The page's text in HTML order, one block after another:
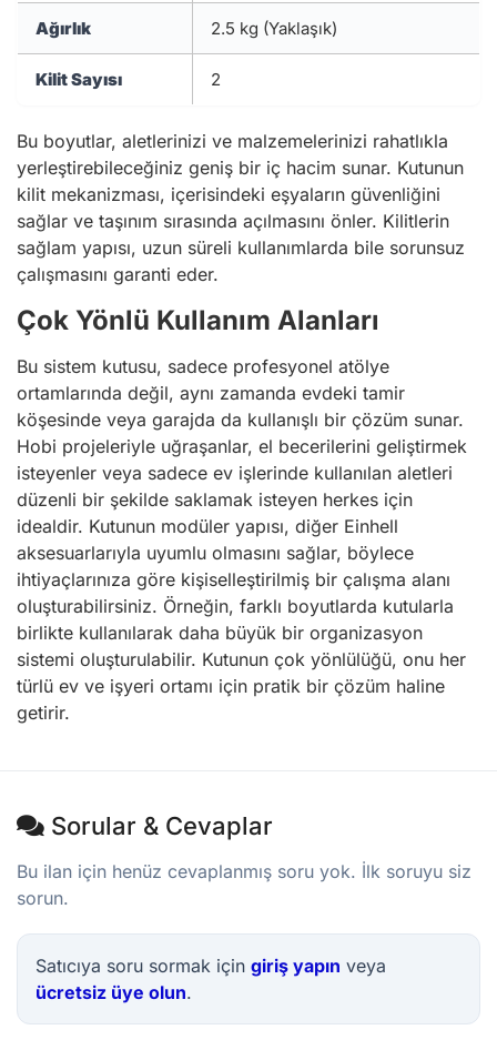
Ağırlık 2.5 kg (Yaklaşık)
Kilit Sayısı 2
Bu boyutlar, aletlerinizi ve malzemelerinizi rahatlıkla
yerleştirebileceğiniz geniş bir iç hacim sunar. Kutunun
kilit mekanizması, içerisindeki eşyaların güvenliğini
sağlar ve taşınım sırasında açılmasını önler. Kilitlerin
sağlam yapısı, uzun süreli kullanımlarda bile sorunsuz
çalışmasını garanti eder.
Çok Yönlü Kullanım Alanları
Bu sistem kutusu, sadece profesyonel atölye
ortamlarında değil, aynı zamanda evdeki tamir
köşesinde veya garajda da kullanışlı bir çözüm sunar.
Hobi projeleriyle uğraşanlar, el becerilerini geliştirmek
isteyenler veya sadece ev işlerinde kullanılan aletleri
düzenli bir şekilde saklamak isteyen herkes için
idealdir. Kutunun modüler yapısı, diğer Einhell
aksesuarlarıyla uyumlu olmasını sağlar, böylece
ihtiyaçlarınıza göre kişiselleştirilmiş bir çalışma alanı
oluşturabilirsiniz. Örneğin, farklı boyutlarda kutularla
birlikte kullanılarak daha büyük bir organizasyon
sistemi oluşturulabilir. Kutunun çok yönlülüğü, onu her
türlü ev ve işyeri ortamı için pratik bir çözüm haline
getirir.
Sorular & Cevaplar
Bu ilan için henüz cevaplanmış soru yok. İlk soruyu siz
sorun.
Satıcıya soru sormak için giriş yapın veya
ücretsiz üye olun.